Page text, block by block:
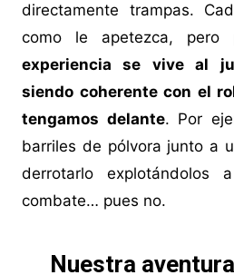
directamente trampas.
como le apetezca, pero
experiencia se vive al
siendo coherente con el
tengamos delante. Por
barriles de pólvora junto a
derrotarlo
combate… pues no.
Nuestra